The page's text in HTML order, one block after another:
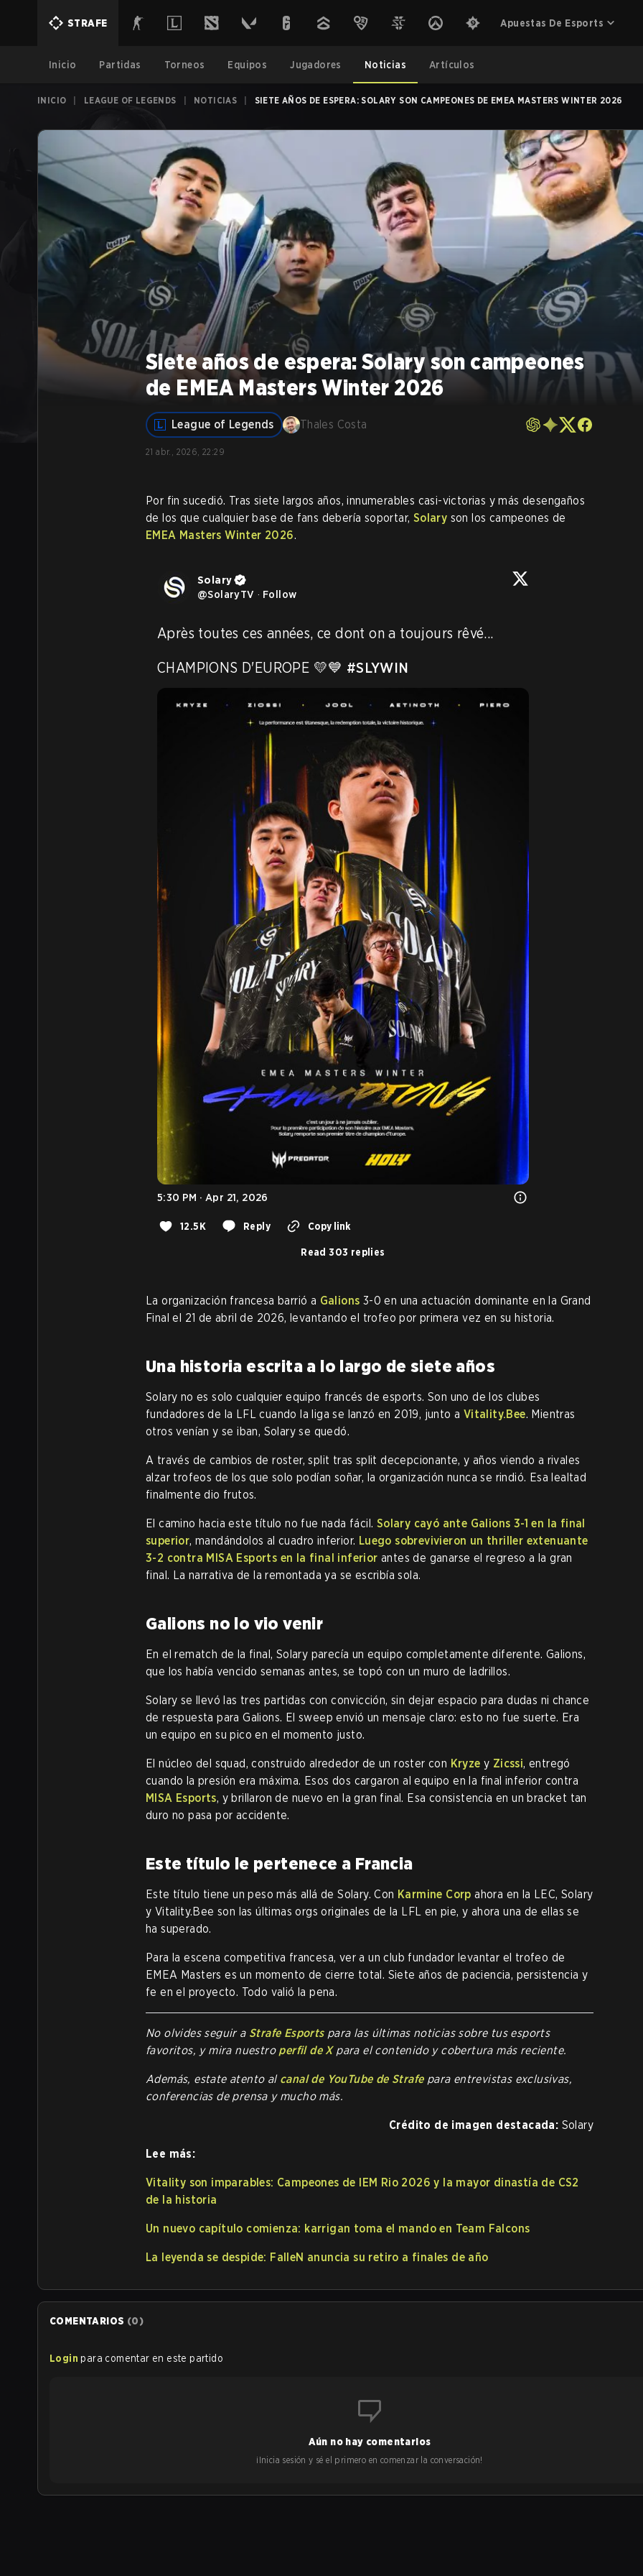
STRAFE Apuestas De Esports
Inicio Partidas Torneos Equipos Jugadores Noticias Artículos
INICIO LEAGUE OF LEGENDS NOTICIAS SIETE AÑOS DE ESPERA: SOLARY SON CAMPEONES DE EMEA MASTERS WINTER 2026
Siete años de espera: Solary son campeones
de EMEA Masters Winter 2026
League of Legends Thales Costa
21 abr., 2026, 22:29
Por fin sucedió. Tras siete largos años, innumerables casi-victorias y más desengaños
de los que cualquier base de fans debería soportar, Solary son los campeones de
EMEA Masters Winter 2026.
Solary
@SolaryTV · Follow
Après toutes ces années, ce dont on a toujours rêvé...
CHAMPIONS D'EUROPE 💛💙 #SLYWIN
5:30 PM · Apr 21, 2026
12.5K Reply Copy link
Read 303 replies
La organización francesa barrió a Galions 3-0 en una actuación dominante en la Grand
Final el 21 de abril de 2026, levantando el trofeo por primera vez en su historia.
Una historia escrita a lo largo de siete años
Solary no es solo cualquier equipo francés de esports. Son uno de los clubes
fundadores de la LFL cuando la liga se lanzó en 2019, junto a Vitality.Bee. Mientras
otros venían y se iban, Solary se quedó.
A través de cambios de roster, split tras split decepcionante, y años viendo a rivales
alzar trofeos de los que solo podían soñar, la organización nunca se rindió. Esa lealtad
finalmente dio frutos.
El camino hacia este título no fue nada fácil. Solary cayó ante Galions 3-1 en la final
superior, mandándolos al cuadro inferior. Luego sobrevivieron un thriller extenuante
3-2 contra MISA Esports en la final inferior antes de ganarse el regreso a la gran
final. La narrativa de la remontada ya se escribía sola.
Galions no lo vio venir
En el rematch de la final, Solary parecía un equipo completamente diferente. Galions,
que los había vencido semanas antes, se topó con un muro de ladrillos.
Solary se llevó las tres partidas con convicción, sin dejar espacio para dudas ni chance
de respuesta para Galions. El sweep envió un mensaje claro: esto no fue suerte. Era
un equipo en su pico en el momento justo.
El núcleo del squad, construido alrededor de un roster con Kryze y Zicssi, entregó
cuando la presión era máxima. Esos dos cargaron al equipo en la final inferior contra
MISA Esports, y brillaron de nuevo en la gran final. Esa consistencia en un bracket tan
duro no pasa por accidente.
Este título le pertenece a Francia
Este título tiene un peso más allá de Solary. Con Karmine Corp ahora en la LEC, Solary
y Vitality.Bee son las últimas orgs originales de la LFL en pie, y ahora una de ellas se
ha superado.
Para la escena competitiva francesa, ver a un club fundador levantar el trofeo de
EMEA Masters es un momento de cierre total. Siete años de paciencia, persistencia y
fe en el proyecto. Todo valió la pena.
No olvides seguir a Strafe Esportspara las últimas noticias sobre tus esports
favoritos, y mira nuestro perfil de Xpara el contenido y cobertura más reciente.
Además, estate atento al canal de YouTube de Strafepara entrevistas exclusivas,
conferencias de prensa y mucho más.
Crédito de imagen destacada: Solary
Lee más:
Vitality son imparables: Campeones de IEM Rio 2026 y la mayor dinastía de CS2
de la historia
Un nuevo capítulo comienza: karrigan toma el mando en Team Falcons
La leyenda se despide: FalleN anuncia su retiro a finales de año
COMENTARIOS (0)
Login para comentar en este partido
Aún no hay comentarios
¡Inicia sesión y sé el primero en comenzar la conversación!